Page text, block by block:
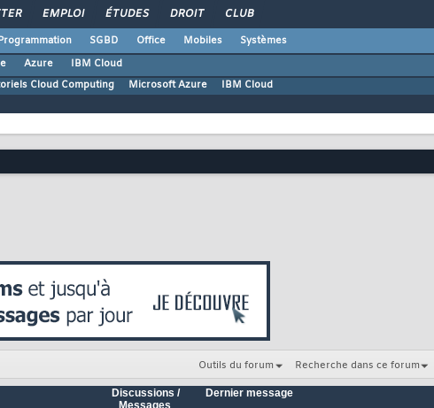
EMPLOI ÉTUDES DROIT CLUB
SGBD Office Mobiles
Systèmes
Azure
IBM Cloud
Cloud Computing Microsoft Azure IBM Cloud
Outils du forum Recherche dans ce forum
Discussions /
Dernier message